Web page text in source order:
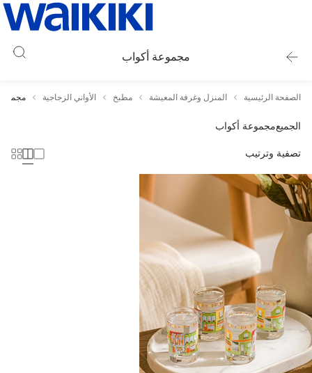
مجموعة أكواب
الصفحة الرئيسية المنزل وغرفة المعيشة مطبخ الأواني الزجاجية
الجميعمجموعة أكواب
تصفية وترتيب